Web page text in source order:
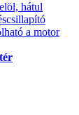
hátul
a motor